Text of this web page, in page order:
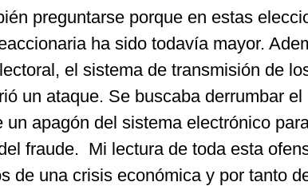
preguntarse porque en estas
ha sido todavía mayor.
el sistema de transmisión de
un ataque. Se buscaba derrumbar el
apagón del sistema electrónico
fraude. Mi lectura de toda esta
de una crisis económica y por tanto